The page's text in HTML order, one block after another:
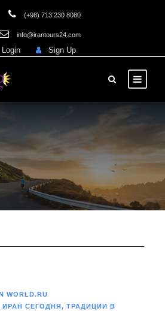
(+98) 713 230 8080
info@irantours24.com
Login Sign Up
WORLD.RU
ИРАН СЕГОДНЯ , ТРАДИЦИИ В